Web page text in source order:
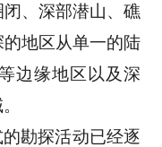
、深部潜山、礁
地区从单一的陆
边缘地区以及深
勘探活动已经逐